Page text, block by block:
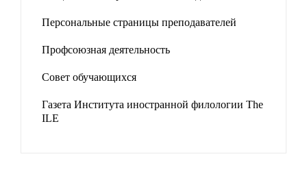
Персональные страницы преподавателей
Профсоюзная деятельность
Совет обучающихся
Газета Института иностранной филологии The
ILE